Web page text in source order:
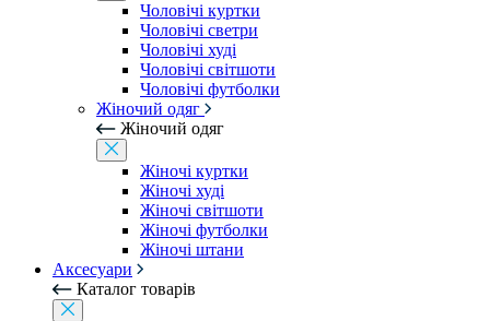
Чоловічі куртки
Чоловічі светри
Чоловічі худі
Чоловічі світшоти
Чоловічі футболки
Жіночий одяг
Жіночий одяг
Жіночі куртки
Жіночі худі
Жіночі світшоти
Жіночі футболки
Жіночі штани
Аксесуари
Каталог товарів